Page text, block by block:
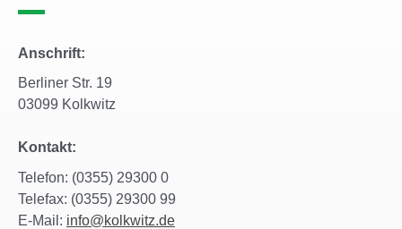
Anschrift:
Berliner Str. 19
03099 Kolkwitz
Kontakt:
Telefon: (0355) 29300 0
Telefax: (0355) 29300 99
E-Mail: info@kolkwitz.de